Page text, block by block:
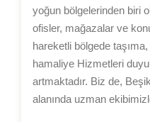
yoğun bölgelerinden biri
ofisler, mağazalar ve
hareketli bölgede
hamaliye Hizmetleri
artmaktadır. Biz de,
alanında uzman